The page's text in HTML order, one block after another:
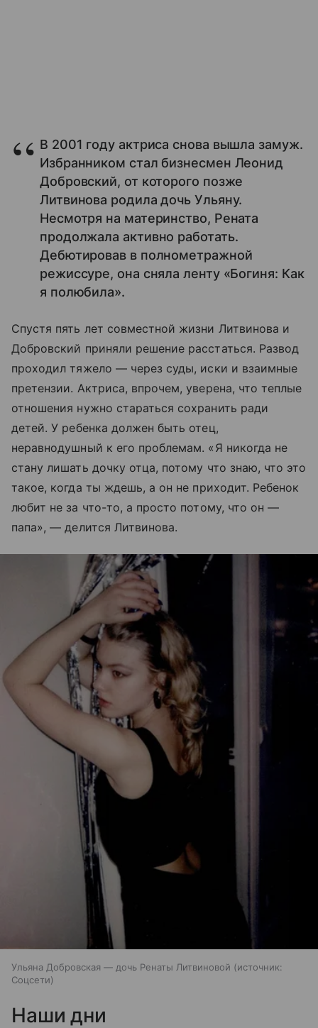
В 2001 году актриса снова вышла замуж.
Избранником стал бизнесмен Леонид
Добровский, от которого позже
Литвинова родила дочь Ульяну.
Несмотря на материнство, Рената
продолжала активно работать.
Дебютировав в полнометражной
режиссуре, она сняла ленту «Богиня: Как
я полюбила».
Спустя пять лет совместной жизни Литвинова и
Добровский приняли решение расстаться. Развод
проходил тяжело — через суды, иски и взаимные
претензии. Актриса, впрочем, уверена, что теплые
отношения нужно стараться сохранить ради
детей. У ребенка должен быть отец,
неравнодушный к его проблемам. «Я никогда не
стану лишать дочку отца, потому что знаю, что это
такое, когда ты ждешь, а он не приходит. Ребенок
любит не за что-то, а просто потому, что он —
папа», — делится Литвинова.
Ульяна Добровская — дочь Ренаты Литвиновой
источник:
Соцсети
Наши дни